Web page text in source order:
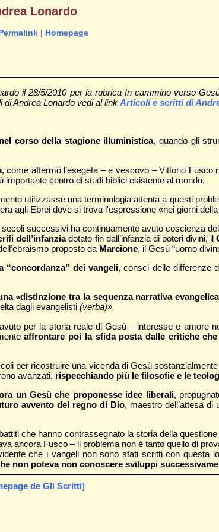
Lonardo
| Homepage
il 28/5/2010 per la rubrica In cammino verso
di Andrea Lonardo vedi al link Articoli e scritti di
nel corso della stagione illuministica, quando gli
, come affermò l’esegeta – e vescovo – Vittorio
importante centro di studi biblici esistente al mondo.
utilizzasse una terminologia attenta a questi
agli Ebrei dove si trova l'espressione «nei giorni
successivi ha continuamente avuto coscienza
dell’infanziadotato fin dall’infanzia di poteri divini, il
proposto da Marcione, il Gesù “uomo
“concordanza” dei vangeli, consci delle differenze
«distinzione tra la sequenza narrativa evangelica
dagli evangelisti (verba)».
per la storia reale di Gesù – interesse e amore
affrontare poi la sfida posta dalle critiche
per ricostruire una vicenda di Gesù
avanzati, rispecchiando più le filosofie e le
un Gesù che proponesse idee liberali,
avvento del regno di Dio, maestro dell’attesa
che hanno contrassegnato la storia della
ancora Fusco – il problema non è tanto quello di
che i vangeli non sono stati scritti con questa
non poteva non conoscere sviluppi
de Gli Scritti]